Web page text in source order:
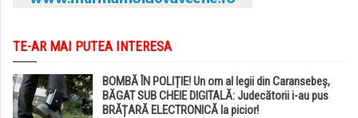
TE-AR MAI PUTEA INTERESA
BOMBĂ ÎN POLIȚIE! Un om al legii din Caransebeș,
BĂGAT SUB CHEIE DIGITALĂ: Judecătorii i-au pus
BRĂȚARĂ ELECTRONICĂ la picior!